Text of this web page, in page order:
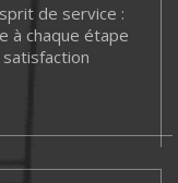
de service :
à chaque étape